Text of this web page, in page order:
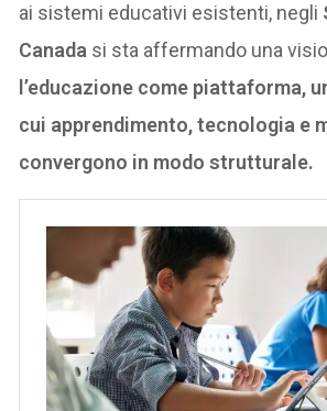
ai sistemi educativi esistenti, negli
Canada si sta affermando una
l’educazione come piattaforma,
cui apprendimento, tecnologia e
convergono in modo strutturale.